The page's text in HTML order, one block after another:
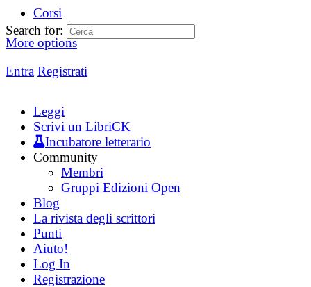
Corsi
More options
Entra Registrati
Search for:
Leggi
Scrivi un LibriCK
Incubatore letterario
Community
Membri
Gruppi Edizioni Open
Blog
La rivista degli scrittori
Punti
Aiuto!
Log In
Registrazione